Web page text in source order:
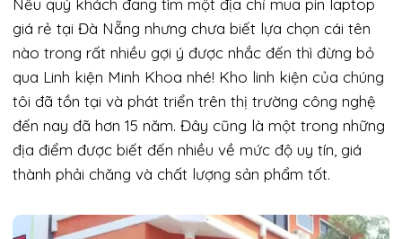
Nếu quý khách đang tìm một địa chỉ mua pin laptop
giá rẻ tại Đà Nẵng nhưng chưa biết lựa chọn cái tên
nào trong rất nhiều gợi ý được nhắc đến thì đừng bỏ
qua Linh kiện Minh Khoa nhé! Kho linh kiện của chúng
tôi đã tồn tại và phát triển trên thị trường công nghệ
đến nay đã hơn 15 năm. Đây cũng là một trong những
địa điểm được biết đến nhiều về mức độ uy tín, giá
thành phải chăng và chất lượng sản phẩm tốt.